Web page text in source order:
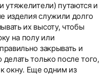
утяжелители) путаются и
изделия служили долго
их высоту, чтобы
на полу или
закрывать и
только после того,
окну. Еще одним из